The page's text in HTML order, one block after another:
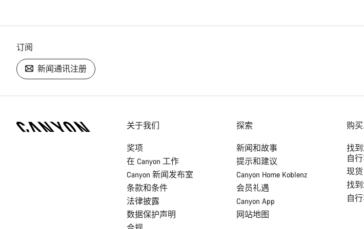
订阅
新闻通讯注册
关于我们
奖项
在 Canyon 工作
Canyon 新闻发布室
条款和条件
法律披露
数据保护声明
探索
新闻和故事
提示和建议
Canyon Home Koblenz
会员礼遇
Canyon App
网站地图
购
找到
自
现
找到
自